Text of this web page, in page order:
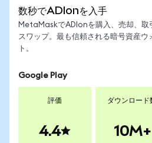
数秒でADIonを入手
MetaMaskでADIonを購入、売却、取
スワップ。最も信頼される暗号資産ウ
ト。
Google Play
評価
4.4
ダウンロード
10M+